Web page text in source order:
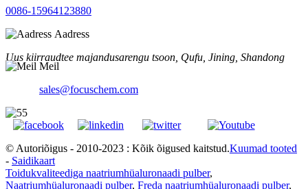
0086-15964123880
Aadress
Uus kiirraudtee majandusarengu tsoon, Qufu, Jining, Shandong
Meil
sales@focuschem.com
© Autoriõigus - 2010-2023 : Kõik õigused kaitstud.Kuumad tooted
- Saidikaart
Toidukvaliteediga naatriumhüaluronaadi pulber,
Naatriumhüaluronaadi pulber, Freda naatriumhüaluronaadi pulber,